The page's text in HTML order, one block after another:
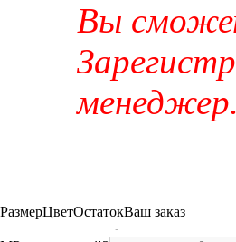
Вы
менеджер.
РазмерЦветОстатокВаш заказ
-